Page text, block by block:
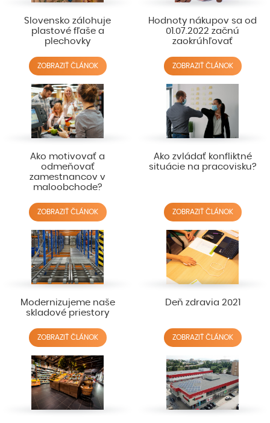
Slovensko zálohuje
plastové fľaše a
plechovky
ZOBRAZIŤ ČLÁNOK
Hodnoty nákupov sa od
01.07.2022 začnú
zaokrúhľovať
ZOBRAZIŤ ČLÁNOK
Ako motivovať a
odmeňovať
zamestnancov v
maloobchode?
ZOBRAZIŤ ČLÁNOK
Ako zvládať konfliktné
situácie na pracovisku?
ZOBRAZIŤ ČLÁNOK
Modernizujeme naše
skladové priestory
ZOBRAZIŤ ČLÁNOK
Deň zdravia 2021
ZOBRAZIŤ ČLÁNOK